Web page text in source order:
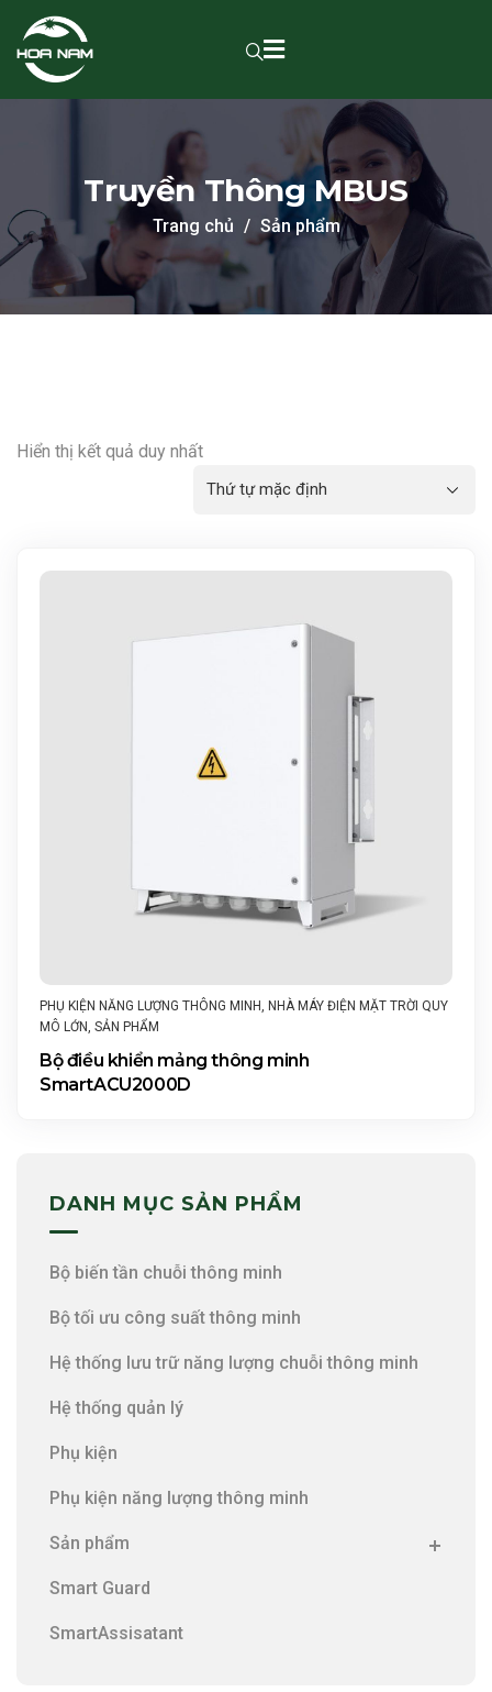
Truyền Thông MBUS
Trang chủ Sản phẩm
Hiển thị kết quả duy nhất
PHỤ KIỆN NĂNG LƯỢNG THÔNG MINH NHÀ MÁY ĐIỆN MẶT TRỜI QUY
MÔ LỚN SẢN PHẨM
Bộ điều khiển mảng thông minh
SmartACU2000D
DANH MỤC SẢN PHẨM
Bộ biến tần chuỗi thông minh
Bộ tối ưu công suất thông minh
Hệ thống lưu trữ năng lượng chuỗi thông minh
Hệ thống quản lý
Phụ kiện
Phụ kiện năng lượng thông minh
Sản phẩm
Smart Guard
SmartAssisatant